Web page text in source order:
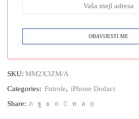
SKU: MM2X3ZM/A
Categories: Futrole, iPhone Dodaci
Share: